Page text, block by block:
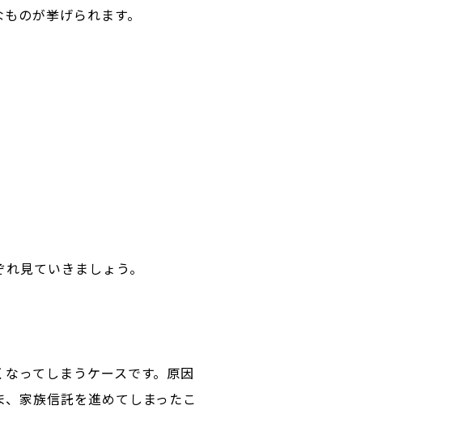
のが挙げられます。
見ていきましょう。
ってしまうケースです。原因
家族信託を進めてしまったこ